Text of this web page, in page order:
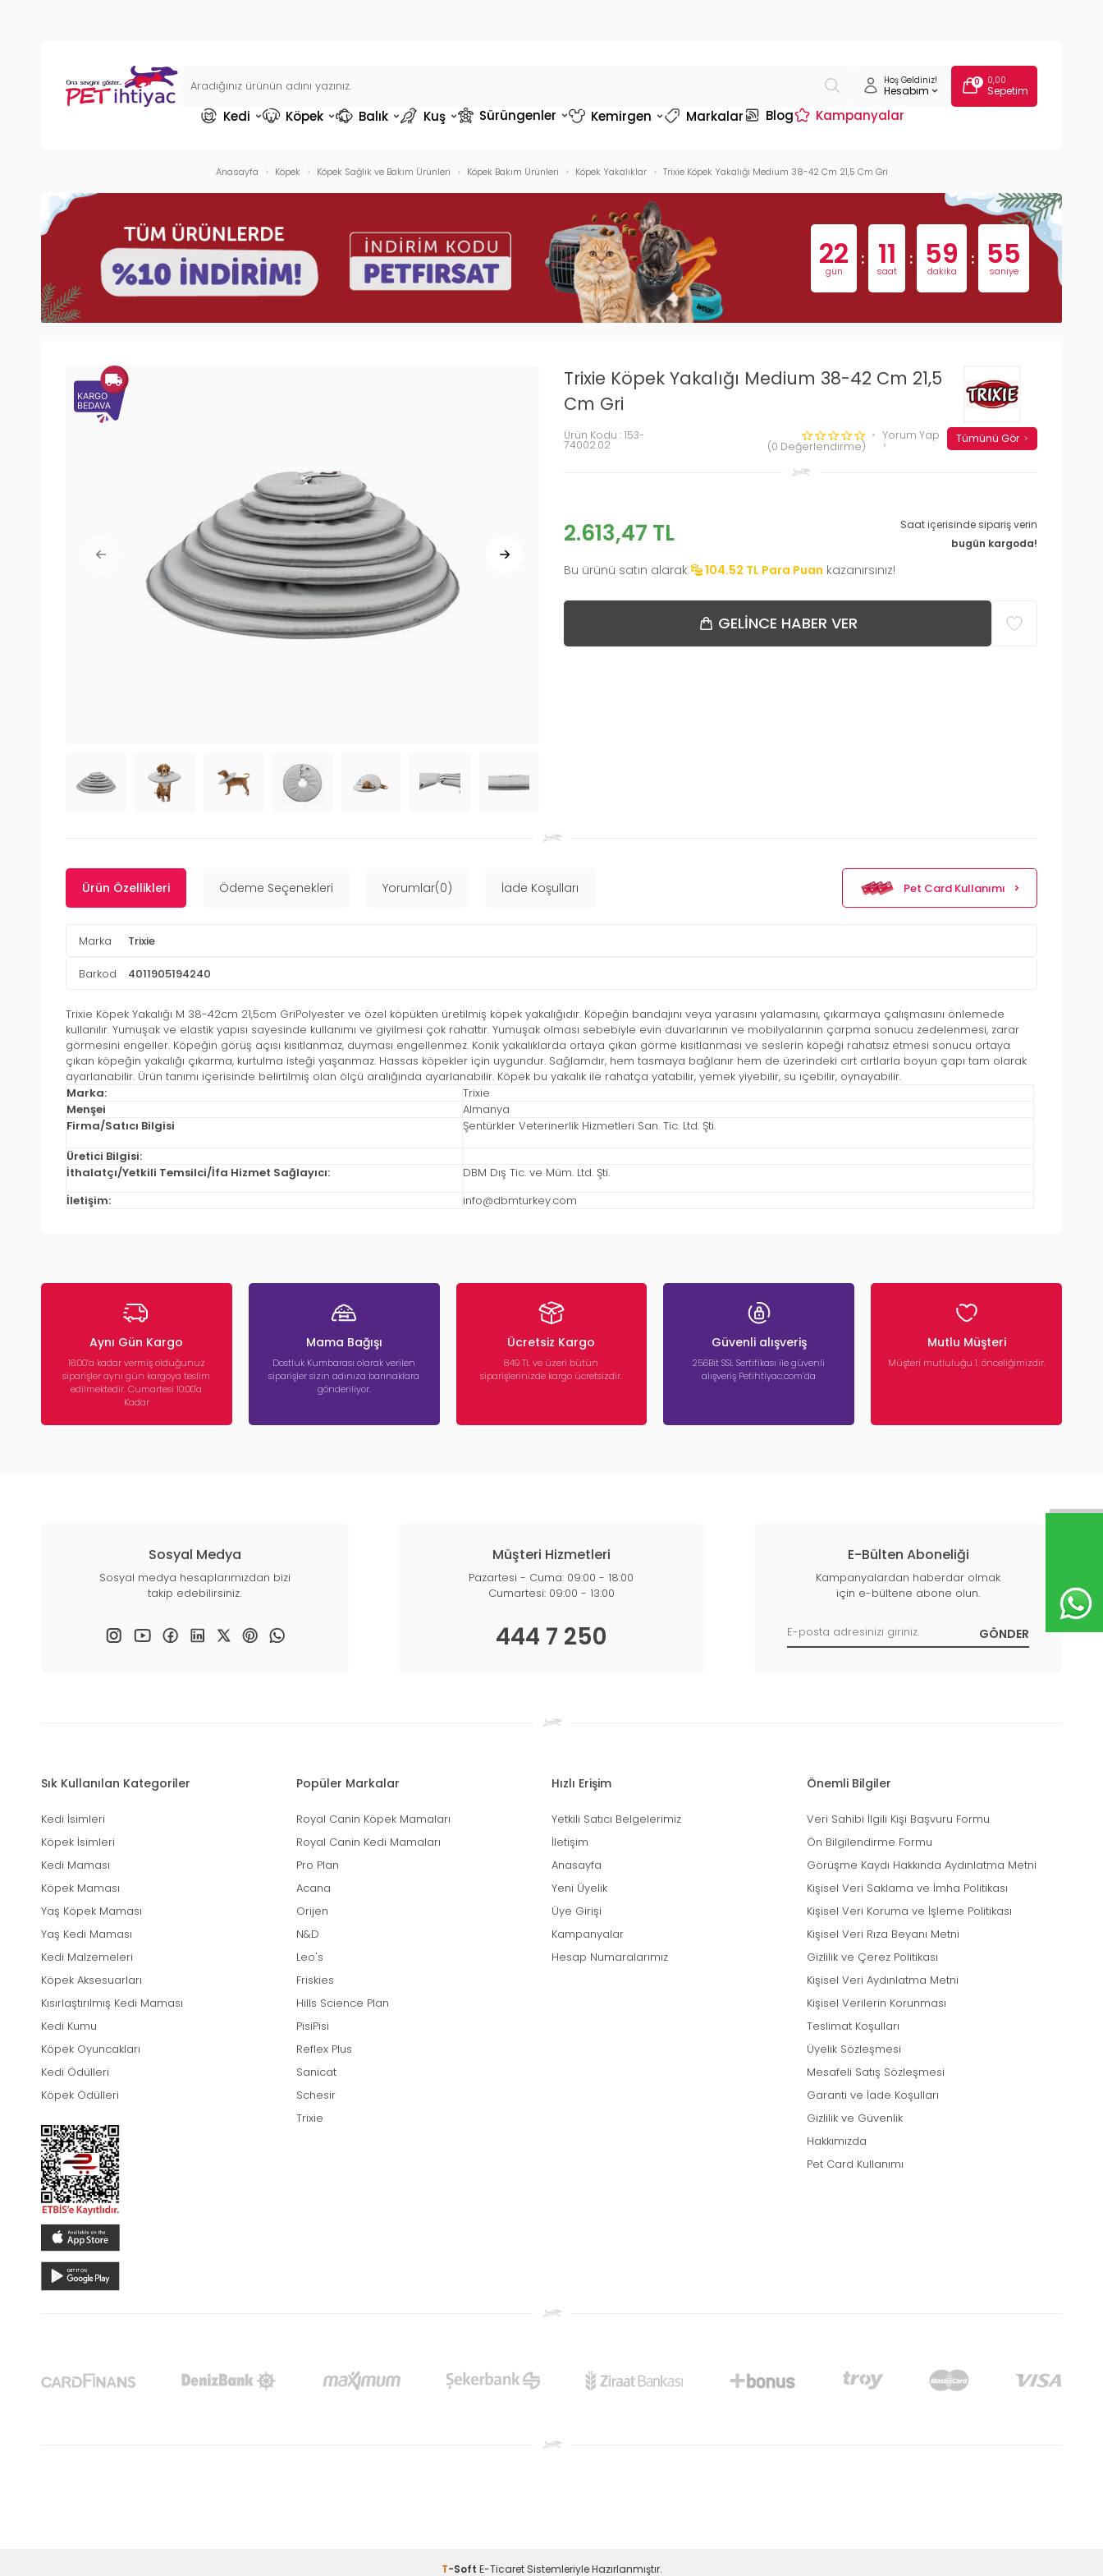
Hoş Geldiniz!
Hesabım
0 0,00
Sepetim
Kedi Köpek Balık Kuş Sürüngenler Kemirgen Markalar Blog Kampanyalar
Anasayfa Köpek Köpek Sağlık ve Bakım Ürünleri Köpek Bakım Ürünleri Köpek Yakalıklar Trixie Köpek Yakalığı Medium 38-42 Cm 21,5 Cm Gri
22
gün
: 11
saat
: 59
dakika
: 54
saniye
Trixie Köpek Yakalığı Medium 38-42 Cm 21,5
Cm Gri
Ürün Kodu : 153-
74002.02 (0 Değerlendirme)
Yorum Yap Tümünü Gör
2.613,47 TL
Saat içerisinde sipariş verin
bugün kargoda!
Bu ürünü satın alarak 104.52 TL Para Puan kazanırsınız!
GELINCE HABER VER
Ürün Özellikleri Ödeme Seçenekleri Yorumlar(0) İade Koşulları Pet Card Kullanımı
Marka Trixie
Barkod 4011905194240
Trixie Köpek Yakalığı M 38-42cm 21,5cm GriPolyester ve özel köpükten üretilmiş köpek yakalığıdır. Köpeğin bandajını veya yarasını yalamasını, çıkarmaya çalışmasını önlemede
kullanılır. Yumuşak ve elastik yapısı sayesinde kullanımı ve giyilmesi çok rahattır. Yumuşak olması sebebiyle evin duvarlarının ve mobilyalarının çarpma sonucu zedelenmesi, zarar
görmesini engeller. Köpeğin görüş açısı kısıtlanmaz, duyması engellenmez. Konik yakalıklarda ortaya çıkan görme kısıtlanması ve seslerin köpeği rahatsız etmesi sonucu ortaya
çıkan köpeğin yakalığı çıkarma, kurtulma isteği yaşanmaz. Hassas köpekler için uygundur. Sağlamdır, hem tasmaya bağlanır hem de üzerindeki cırt cırtlarla boyun çapı tam olarak
ayarlanabilir. Ürün tanımı içerisinde belirtilmiş olan ölçü aralığında ayarlanabilir. Köpek bu yakalık ile rahatça yatabilir, yemek yiyebilir, su içebilir, oynayabilir.
Marka:
Trixie
Menşei
Almanya
Firma/Satıcı Bilgisi
Şentürkler Veterinerlik Hizmetleri San. Tic. Ltd. Şti.
Üretici Bilgisi:
İthalatçı/Yetkili Temsilci/İfa Hizmet Sağlayıcı:
DBM Dış Tic. ve Müm. Ltd. Şti.
İletişim:
info@dbmturkey.com
Aynı Gün Kargo
16:00’a kadar vermiş olduğunuz
siparişler aynı gün kargoya teslim
edilmektedir. Cumartesi 10:00'a
Kadar
Mama Bağışı
Dostluk Kumbarası olarak verilen
siparişler sizin adınıza barınaklara
gönderiliyor.
Ücretsiz Kargo
849 TL ve üzeri bütün
siparişlerinizde kargo ücretsizdir.
Güvenli alışveriş
256Bit SSL Sertifikası ile güvenli
alışveriş Petihtiyac.com’da
Mutlu Müşteri
Müşteri mutluluğu 1. önceliğimizdir.
Sosyal Medya
Sosyal medya hesaplarımızdan bizi
takip edebilirsiniz.
Müşteri Hizmetleri
Pazartesi - Cuma: 09:00 - 18:00
Cumartesi: 09:00 - 13:00
444 7 250
E-Bülten Aboneliği
Kampanyalardan haberdar olmak
için e-bültene abone olun.
Sık Kullanılan Kategoriler
Kedi İsimleri
Köpek İsimleri
Kedi Maması
Köpek Maması
Yaş Köpek Maması
Yaş Kedi Maması
Kedi Malzemeleri
Köpek Aksesuarları
Kısırlaştırılmış Kedi Maması
Kedi Kumu
Köpek Oyuncakları
Kedi Ödülleri
Köpek Ödülleri
Popüler Markalar
Royal Canin Köpek Mamaları
Royal Canin Kedi Mamaları
Pro Plan
Acana
Orijen
N&D
Leo's
Friskies
Hills Science Plan
PisiPisi
Reflex Plus
Sanicat
Schesir
Trixie
Hızlı Erişim
Yetkili Satıcı Belgelerimiz
İletişim
Anasayfa
Yeni Üyelik
Üye Girişi
Kampanyalar
Hesap Numaralarımız
Önemli Bilgiler
Veri Sahibi İlgili Kişi Başvuru Formu
Ön Bilgilendirme Formu
Görüşme Kaydı Hakkında Aydınlatma Metni
Kişisel Veri Saklama ve İmha Politikası
Kişisel Veri Koruma ve İşleme Politikası
Kişisel Veri Rıza Beyanı Metni
Gizlilik ve Çerez Politikası
Kişisel Veri Aydınlatma Metni
Kişisel Verilerin Korunması
Teslimat Koşulları
Üyelik Sözleşmesi
Mesafeli Satış Sözleşmesi
Garanti ve İade Koşulları
Gizlilik ve Güvenlik
Hakkımızda
Pet Card Kullanımı
T-Soft E-TicaretSistemleriyle Hazırlanmıştır.